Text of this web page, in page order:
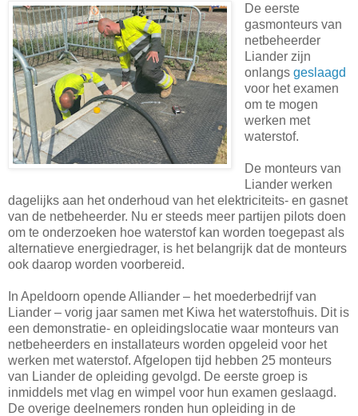
De eerste
gasmonteurs van
netbeheerder
Liander zijn
onlangs geslaagd
voor het examen
om te mogen
werken met
waterstof.
De monteurs van
Liander werken
dagelijks aan het onderhoud van het elektriciteits- en gasnet
van de netbeheerder. Nu er steeds meer partijen pilots doen
om te onderzoeken hoe waterstof kan worden toegepast als
alternatieve energiedrager, is het belangrijk dat de monteurs
ook daarop worden voorbereid.
In Apeldoorn opende Alliander – het moederbedrijf van
Liander – vorig jaar samen met Kiwa het waterstofhuis. Dit is
een demonstratie- en opleidingslocatie waar monteurs van
netbeheerders en installateurs worden opgeleid voor het
werken met waterstof. Afgelopen tijd hebben 25 monteurs
van Liander de opleiding gevolgd. De eerste groep is
inmiddels met vlag en wimpel voor hun examen geslaagd.
De overige deelnemers ronden hun opleiding in de